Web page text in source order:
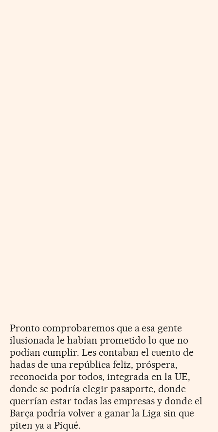
Pronto comprobaremos que a esa gente
ilusionada le habían prometido lo que no
podían cumplir. Les contaban el cuento de
hadas de una república feliz, próspera,
reconocida por todos, integrada en la UE,
donde se podría elegir pasaporte, donde
querrían estar todas las empresas y donde el
Barça podría volver a ganar la Liga sin que
piten ya a Piqué.